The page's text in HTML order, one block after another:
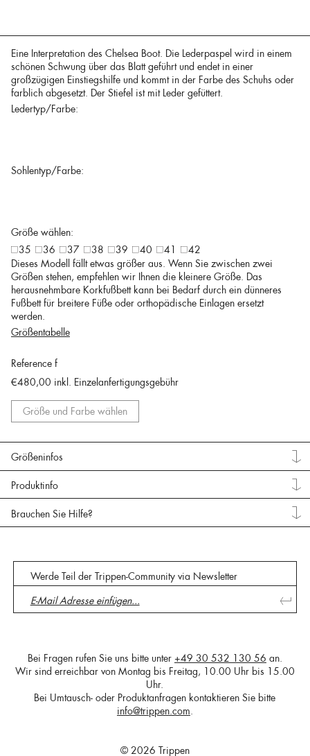
Eine Interpretation des Chelsea Boot. Die Lederpaspel wird in einem
schönen Schwung über das Blatt geführt und endet in einer
großzügigen Einstiegshilfe und kommt in der Farbe des Schuhs oder
farblich abgesetzt. Der Stiefel ist mit Leder gefüttert.
Ledertyp/Farbe:
Sohlentyp/Farbe:
Größe wählen:
35
36 37 38 39 40 41
42
Dieses Modell fällt etwas größer aus. Wenn Sie zwischen zwei
Größen stehen, empfehlen wir Ihnen die kleinere Größe. Das
herausnehmbare Korkfußbett kann bei Bedarf durch ein dünneres
Fußbett für breitere Füße oder orthopädische Einlagen ersetzt
werden.
Größentabelle
Reference f
€480,00 inkl. Einzelanfertigungsgebühr
Größe und Farbe wählen
Größeninfos
Produktinfo
Brauchen Sie Hilfe?
Werde Teil der Trippen-Community via Newsletter
Bei Fragen rufen Sie uns bitte unter +49 30 532 130 56 an.
Wir sind erreichbar von Montag bis Freitag, 10.00 Uhr bis 15.00
Uhr.
Bei Umtausch- oder Produktanfragen kontaktieren Sie bitte
info@trippen.com
© 2026 Trippen